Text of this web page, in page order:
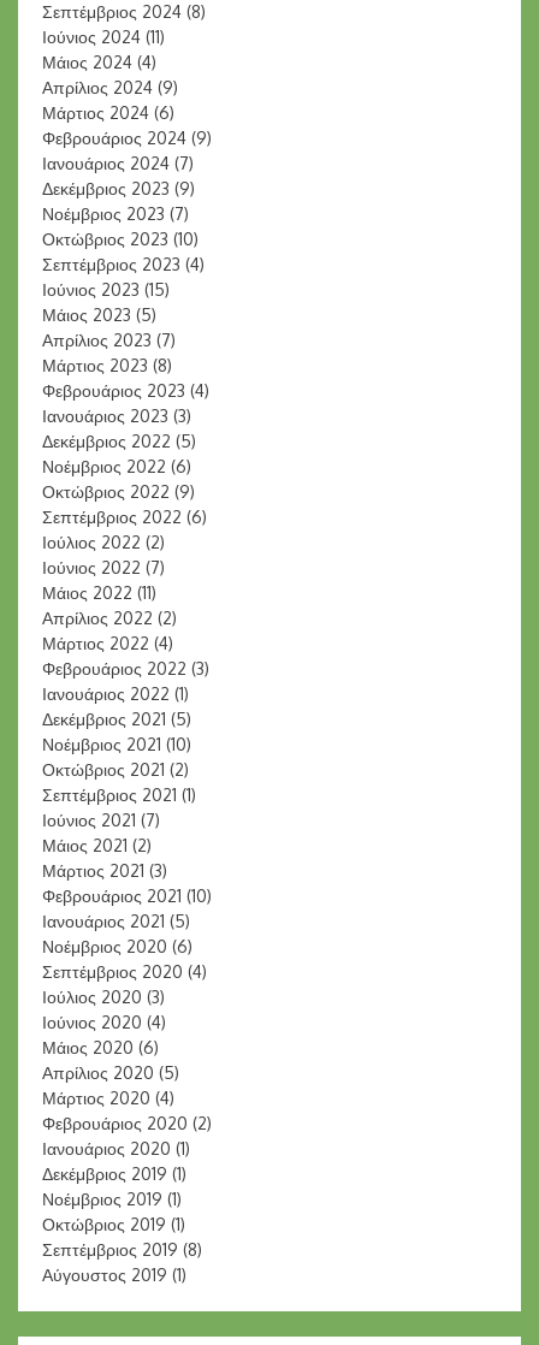
Σεπτέμβριος 2024 (8)
Ιούνιος 2024 (11)
Μάιος 2024 (4)
Απρίλιος 2024 (9)
Μάρτιος 2024 (6)
Φεβρουάριος 2024 (9)
Ιανουάριος 2024 (7)
Δεκέμβριος 2023 (9)
Νοέμβριος 2023 (7)
Οκτώβριος 2023 (10)
Σεπτέμβριος 2023 (4)
Ιούνιος 2023 (15)
Μάιος 2023 (5)
Απρίλιος 2023 (7)
Μάρτιος 2023 (8)
Φεβρουάριος 2023 (4)
Ιανουάριος 2023 (3)
Δεκέμβριος 2022 (5)
Νοέμβριος 2022 (6)
Οκτώβριος 2022 (9)
Σεπτέμβριος 2022 (6)
Ιούλιος 2022 (2)
Ιούνιος 2022 (7)
Μάιος 2022 (11)
Απρίλιος 2022 (2)
Μάρτιος 2022 (4)
Φεβρουάριος 2022 (3)
Ιανουάριος 2022 (1)
Δεκέμβριος 2021 (5)
Νοέμβριος 2021 (10)
Οκτώβριος 2021 (2)
Σεπτέμβριος 2021 (1)
Ιούνιος 2021 (7)
Μάιος 2021 (2)
Μάρτιος 2021 (3)
Φεβρουάριος 2021 (10)
Ιανουάριος 2021 (5)
Νοέμβριος 2020 (6)
Σεπτέμβριος 2020 (4)
Ιούλιος 2020 (3)
Ιούνιος 2020 (4)
Μάιος 2020 (6)
Απρίλιος 2020 (5)
Μάρτιος 2020 (4)
Φεβρουάριος 2020 (2)
Ιανουάριος 2020 (1)
Δεκέμβριος 2019 (1)
Νοέμβριος 2019 (1)
Οκτώβριος 2019 (1)
Σεπτέμβριος 2019 (8)
Αύγουστος 2019 (1)